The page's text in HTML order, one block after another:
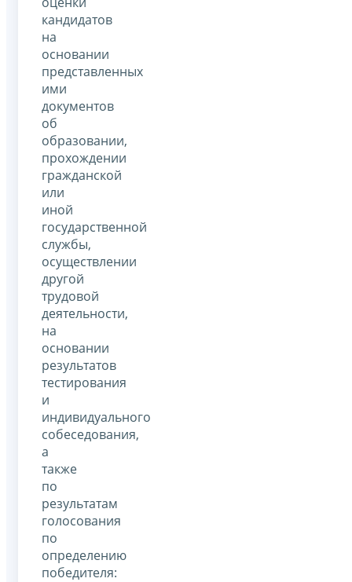
кандидатов
на
основании
представленных
ими
документов
об
образовании,
прохождении
гражданской
или
иной
государственной
службы,
осуществлении
другой
трудовой
деятельности,
на
основании
результатов
тестирования
и
индивидуального
собеседования,
а
также
по
результатам
голосования
по
определению
победителя: